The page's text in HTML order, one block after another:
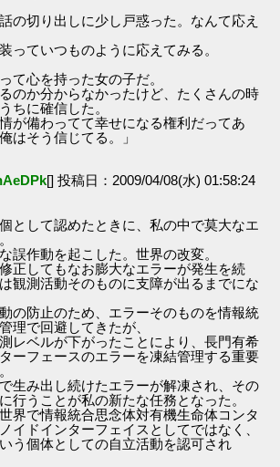
の切り出しに少し戸惑った。なんて応え
っていつものように応えてみる。
て心を持った女の子だ。
のか分からなかったけど、たくさんの時
ちに確信した。
が備わってて幸せになる権利だってあ
はそう信じてる。」
[] 投稿日：2009/04/08(水) 01:58:24
個として認めたときに、私の中で莫大なエ
誤作動を起こした。世界の改変。
正してもなお膨大なエラーが発生を続
観測活動そのものに支障が出るまでにな
の防止のため、エラーそのものを情報統
理で回避してきたが、
レベルが下がったことにより、長門有希
ーフェースのエラーを凍結管理する重要
生み出し続けたエラーが解凍され、その
行うことが私の新たな任務となった。
界で情報統合思念体対有機生命体コンタ
イドインターフェイスとしてではなく、
いう個体としての自立活動を認可され